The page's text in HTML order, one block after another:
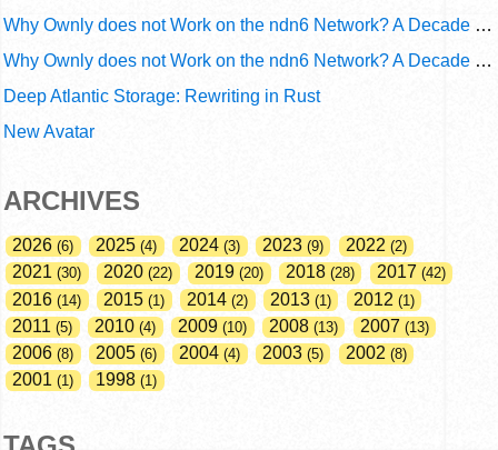
Why Ownly does not Work on the ndn6 Network? A Decade of Policy-Blind Routing
Why Ownly does not Work on the ndn6 Network? A Decade of #2856
Deep Atlantic Storage: Rewriting in Rust
New Avatar
ARCHIVES
2026 6 2025 4 2024 3 2023 9 2022 2
2021 30 2020 22 2019 20 2018 28 2017 42
2016 14 2015 1 2014 2 2013 1 2012 1
2011 5 2010 4 2009 10 2008 13 2007 13
2006 8 2005 6 2004 4 2003 5 2002 8
2001 1 1998 1